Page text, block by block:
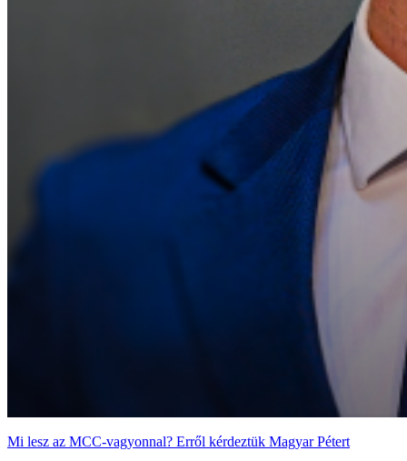
Mi lesz az MCC-vagyonnal? Erről kérdeztük Magyar Pétert